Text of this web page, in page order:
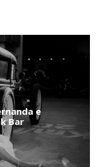
e
Bar